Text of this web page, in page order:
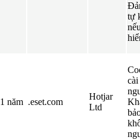
tự
1 năm .eset.com
Hotjar
Ltd